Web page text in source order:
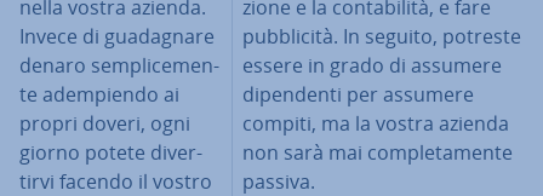
nella vostra azienda.
Invece di gua­da­gna­re
denaro sem­pli­ce­men­
te adem­pien­do ai
propri doveri, ogni
giorno potete di­ver­
tir­vi facendo il vostro
zio­ne e la con­ta­bi­li­tà, e fare
pub­bli­ci­tà. In seguito, potreste
essere in grado di assumere
di­pen­den­ti per assumere
compiti, ma la vostra azienda
non sarà mai com­ple­ta­men­te
passiva.